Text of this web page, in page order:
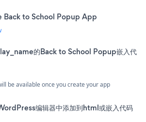
Back to School Popup App
的Back to School Popup嵌入代
be available once you create your app
编辑器中添加到html或嵌入代码